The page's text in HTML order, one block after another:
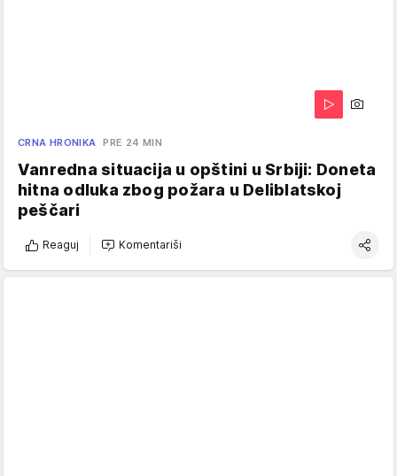
CRNA HRONIKA PRE 24 MIN
Vanredna situacija u opštini u Srbiji: Doneta
hitna odluka zbog požara u Deliblatskoj
peščari
Reaguj Komentariši